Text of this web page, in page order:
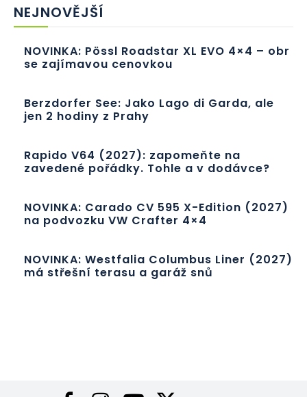
NEJNOVĚJŠÍ
NOVINKA: Pössl Roadstar XL EVO 4×4 – obr
se zajímavou cenovkou
Berzdorfer See: Jako Lago di Garda, ale
jen 2 hodiny z Prahy
Rapido V64 (2027): zapomeňte na
zavedené pořádky. Tohle a v dodávce?
NOVINKA: Carado CV 595 X-Edition (2027)
na podvozku VW Crafter 4×4
NOVINKA: Westfalia Columbus Liner (2027)
má střešní terasu a garáž snů